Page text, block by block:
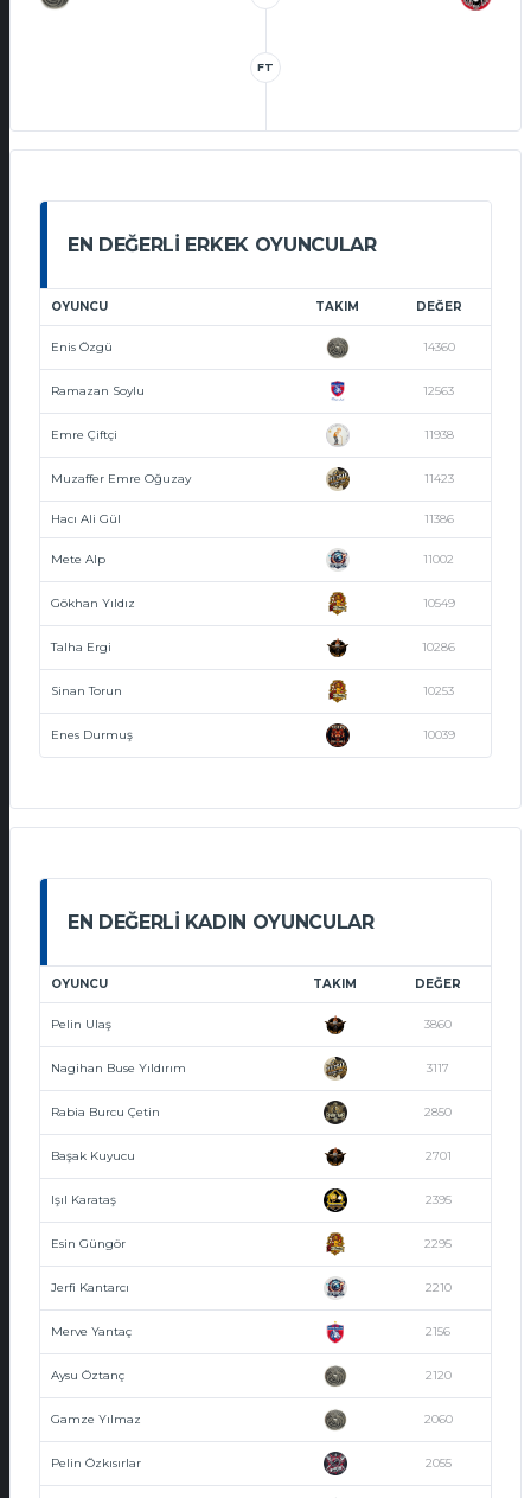
FT
EN DEĞERLI ERKEK OYUNCULAR
OYUNCU TAKIM DEĞER
Enis Özgü 14360
Ramazan Soylu 12563
Emre Çiftçi 11938
Muzaffer Emre Oğuzay 11423
Hacı Ali Gül 11386
Mete Alp 11002
Gökhan Yıldız 10549
Talha Ergi 10286
Sinan Torun 10253
Enes Durmuş 10039
EN DEĞERLI KADIN OYUNCULAR
OYUNCU TAKIM DEĞER
Pelin Ulaş 3860
Nagihan Buse Yıldırım 3117
Rabia Burcu Çetin 2850
Başak Kuyucu 2701
Işıl Karataş 2395
Esin Güngör 2295
Jerfi Kantarcı 2210
Merve Yantaç 2156
Aysu Öztanç 2120
Gamze Yılmaz 2060
Pelin Özkısırlar 2055